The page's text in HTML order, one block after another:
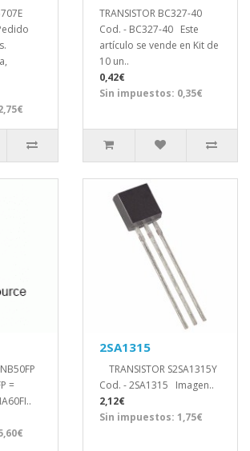
TRANSISTOR BC327-40
Cod. - BC327-40 Este
artículo se vende en Kit de
10 un..
0,42€
Sin impuestos: 0,35€
=
2SA1315
TRANSISTOR S2SA1315Y
Cod. - 2SA1315 Imagen..
2,12€
Sin impuestos: 1,75€